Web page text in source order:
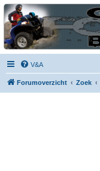
| QFB |
Hét quadforum van de Benelux
V&A
Forumoverzicht Zoek